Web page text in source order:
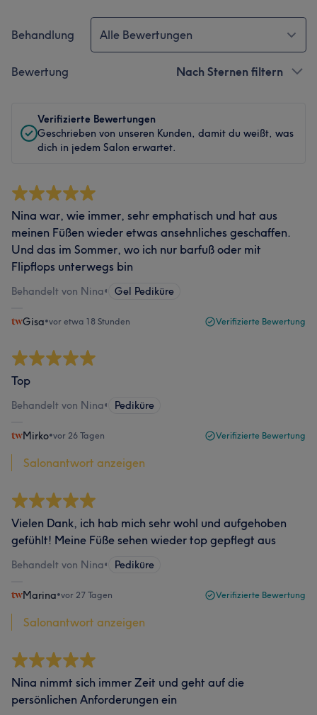
Behandlung Alle Bewertungen
Bewertung Nach Sternen filtern
Verifizierte Bewertungen
Geschrieben von unseren Kunden, damit du weißt, was
dich in jedem Salon erwartet.
Nina war, wie immer, sehr emphatisch und hat aus
meinen Füßen wieder etwas ansehnliches geschaffen.
Und das im Sommer, wo ich nur barfuß oder mit
Flipflops unterwegs bin
Behandelt von Nina• Gel Pediküre
Gisa•vor etwa 18 Stunden Verifizierte Bewertung
Top
Behandelt von Nina• Pediküre
Mirko•vor 26 Tagen Verifizierte Bewertung
Salonantwort anzeigen
Vielen Dank, ich hab mich sehr wohl und aufgehoben
gefühlt! Meine Füße sehen wieder top gepflegt aus
Behandelt von Nina• Pediküre
Marina•vor 27 Tagen Verifizierte Bewertung
Salonantwort anzeigen
Nina nimmt sich immer Zeit und geht auf die
persönlichen Anforderungen ein